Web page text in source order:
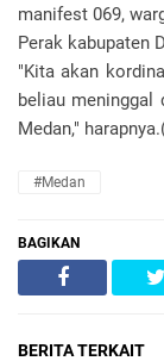
manifest 069,
Perak kabupaten
"Kita akan
beliau meninggal
Medan,"
#Medan
BAGIKAN
BERITA TERKAIT